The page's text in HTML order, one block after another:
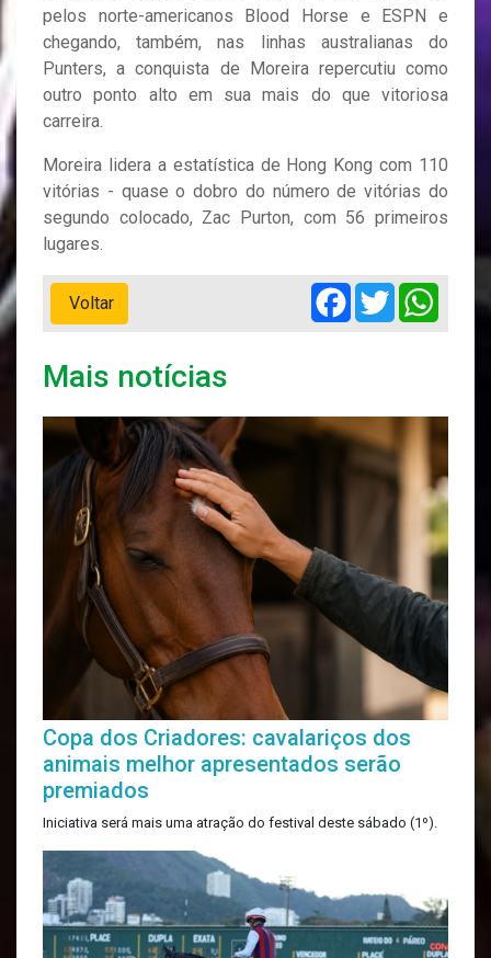
pelos norte-americanos Blood Horse e ESPN e
chegando, também, nas linhas australianas do
Punters, a conquista de Moreira repercutiu como
outro ponto alto em sua mais do que vitoriosa
carreira.
Moreira lidera a estatística de Hong Kong com 110
vitórias - quase o dobro do número de vitórias do
segundo colocado, Zac Purton, com 56 primeiros
lugares.
Voltar
Facebook
Twitter
Mais notícias
Copa dos Criadores: cavalariços dos
animais melhor apresentados serão
premiados
Iniciativa será mais uma atração do festival deste sábado (1º).